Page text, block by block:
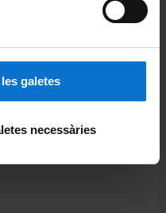
galetes
necessàries